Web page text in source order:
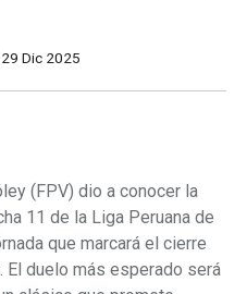
29 Dic 2025
(FPV) dio a conocer la
11 de la Liga Peruana de
que marcará el cierre
duelo más esperado será